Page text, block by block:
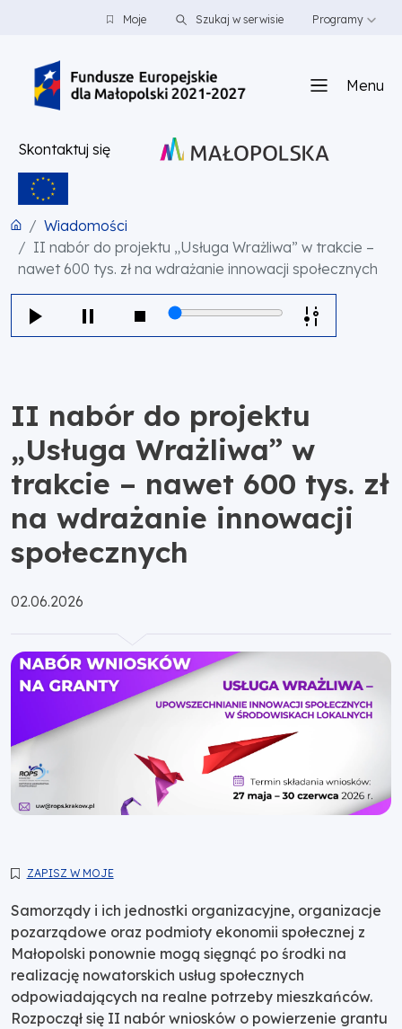
PRZEJDŹ DO TREŚCI
PRZEJDŹ DO MENUMoje Szukaj w serwisie Programy
Menu
Skontaktuj się
Wiadomości
II nabór do projektu „Usługa Wrażliwa” w trakcie –
nawet 600 tys. zł na wdrażanie innowacji społecznych
II nabór do projektu
„Usługa Wrażliwa” w
trakcie – nawet 600 tys. zł
na wdrażanie innowacji
społecznych
Opublikowano:
02.06.2026
ZAPISZ W MOJE
Samorządy i ich jednostki organizacyjne, organizacje
pozarządowe oraz podmioty ekonomii społecznej z
Małopolski ponownie mogą sięgnąć po środki na
realizację nowatorskich usług społecznych
odpowiadających na realne potrzeby mieszkańców.
Rozpoczął się II nabór wniosków o powierzenie grantu